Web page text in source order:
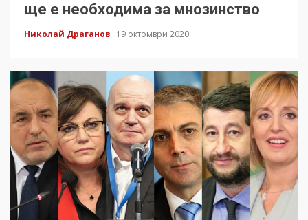
ще е необходима за мнозинство
Николай Драганов 19 октомври 2020